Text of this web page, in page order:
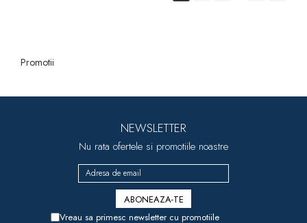
Promotii
NEWSLETTER
Nu rata ofertele si promotiile noastre
Vreau sa primesc newsletter cu promotiile